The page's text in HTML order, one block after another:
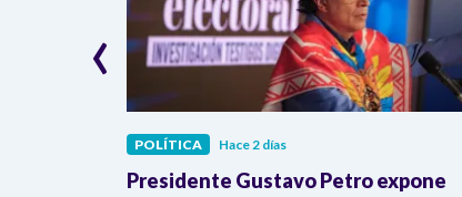
POLÍTICA Hace 2 días
Presidente Gustavo Petro expone
‹